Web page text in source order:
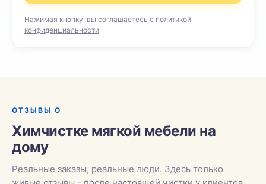
Нажимая кнопку, вы соглашаетесь с политикой
конфиденциальности
ОТЗЫВЫ О
Химчистке мягкой мебели на
дому
Реальные заказы, реальные люди. Здесь только